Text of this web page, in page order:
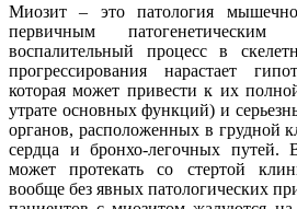
Миозит – это патология
первичным патогенетическим
воспалительный процесс в
прогрессирования нарастает
которая может привести к их
утрате основных функций) и
органов, расположенных в грудной
сердца и бронхо-легочных путей.
может протекать со стертой
вообще без явных патологических